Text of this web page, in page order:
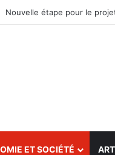
Nouvelle étape pour le
ET SOCIÉTÉ